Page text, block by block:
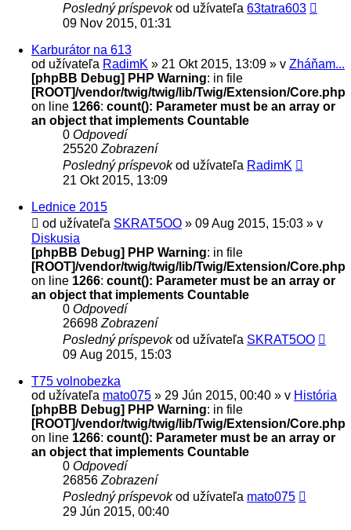
Posledný príspevokod užívateľa 63tatra603
09 Nov 2015, 01:31
Karburátor na 613
od užívateľa RadimK » 21 Okt 2015, 13:09 » v Zháňam...
[phpBB Debug] PHP Warning: in file
[ROOT]/vendor/twig/twig/lib/Twig/Extension/Core.php
on line 1266: count(): Parameter must be an array or
an object that implements Countable
0 Odpovedí
25520 Zobrazení
Posledný príspevokod užívateľa RadimK
21 Okt 2015, 13:09
Lednice 2015
od užívateľa SKRAT5OO » 09 Aug 2015, 15:03 » v
Diskusia
[phpBB Debug] PHP Warning: in file
[ROOT]/vendor/twig/twig/lib/Twig/Extension/Core.php
on line 1266: count(): Parameter must be an array or
an object that implements Countable
0 Odpovedí
26698 Zobrazení
Posledný príspevokod užívateľa SKRAT5OO
09 Aug 2015, 15:03
T75 volnobezka
od užívateľa mato075 » 29 Jún 2015, 00:40 » v História
[phpBB Debug] PHP Warning: in file
[ROOT]/vendor/twig/twig/lib/Twig/Extension/Core.php
on line 1266: count(): Parameter must be an array or
an object that implements Countable
0 Odpovedí
26856 Zobrazení
Posledný príspevokod užívateľa mato075
29 Jún 2015, 00:40